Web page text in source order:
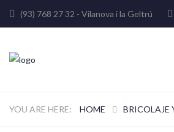
(93) 768 27 32 - Vilanova i la Geltrú
HOME BRICOLAJE